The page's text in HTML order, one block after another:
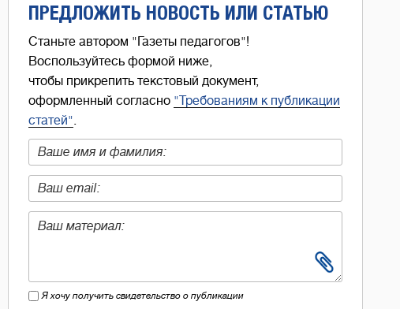
ПРЕДЛОЖИТЬ НОВОСТЬ ИЛИ СТАТЬЮ
Станьте автором "Газеты педагогов"!
Воспользуйтесь формой ниже,
чтобы прикрепить текстовый документ,
оформленный согласно "Требованиям к публикации
статей".
Я хочу получить свидетельство о публикации